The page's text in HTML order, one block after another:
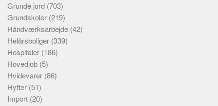
Grunde jord (703)
Grundskoler (219)
Håndværksarbejde (42)
Helårsboliger (339)
Hospitaler (186)
Hovedjob (5)
Hvidevarer (86)
Hytter (51)
Import (20)